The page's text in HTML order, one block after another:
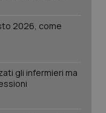
2026, come
gli infermieri ma